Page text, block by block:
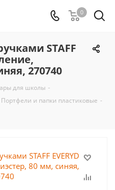
0
STAFF
270740
для школы -
Портфели и папки пластиковые -